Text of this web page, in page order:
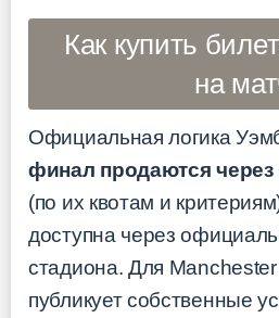
Как купить
на
Официальная логика
финал продаются через
(по их квотам и
доступна через
стадиона. Для Manchester
публикует собственные